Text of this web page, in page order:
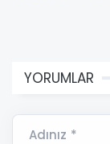
YORUMLAR
Adınız *